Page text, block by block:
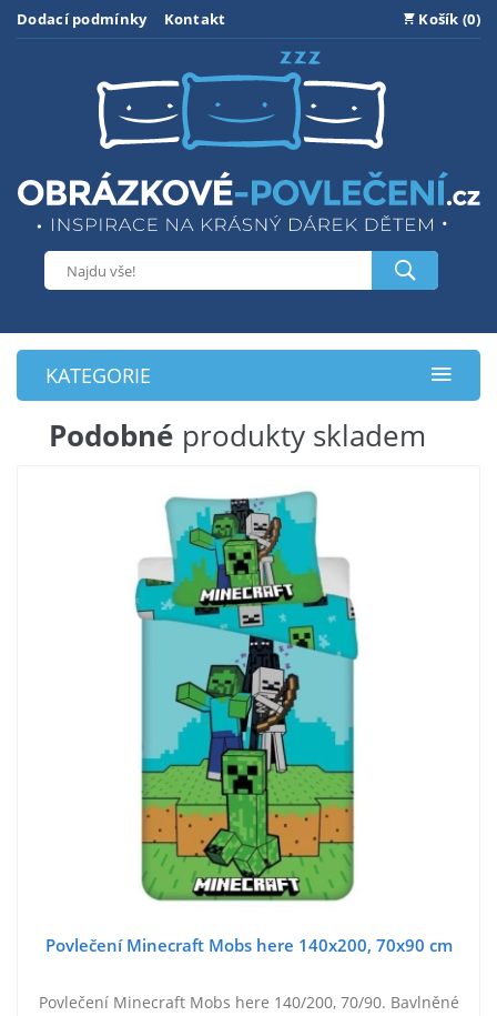
Dodací podmínky Kontakt Košík (0)
KATEGORIE
Podobné produkty skladem
Povlečení Minecraft Mobs here 140x200, 70x90 cm
Povlečení Minecraft Mobs here 140/200, 70/90. Bavlněné